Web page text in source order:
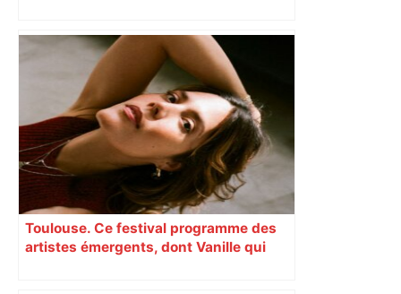
Direct. Top 14 – Perpignan – Toulouse :
l’Usap peut-elle faire chuter le
champion toulousain ? – Rugbyrama
Toulouse. Ce festival programme des
artistes émergents, dont Vanille qui